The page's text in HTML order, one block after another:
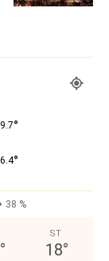
9.7°
6.4°
38 %
°
ST
18°